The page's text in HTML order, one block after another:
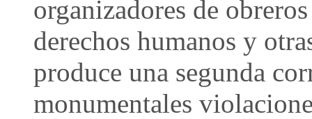
organizadores de
derechos humanos y
produce una segunda
monumentales